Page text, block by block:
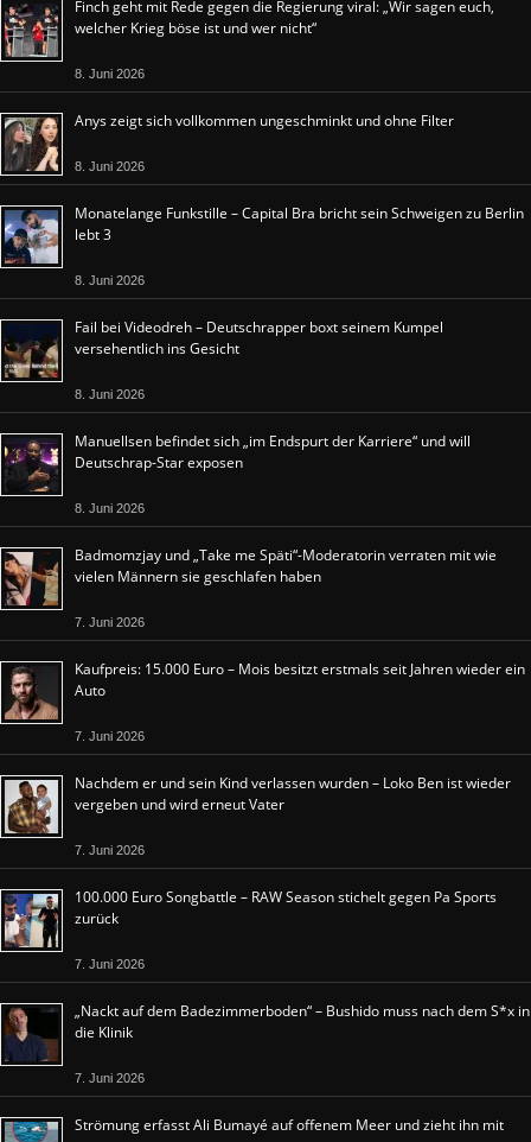
Finch geht mit Rede gegen die Regierung viral: „Wir sagen euch,
welcher Krieg böse ist und wer nicht“
8. Juni 2026
Anys zeigt sich vollkommen ungeschminkt und ohne Filter
8. Juni 2026
Monatelange Funkstille – Capital Bra bricht sein Schweigen zu Berlin
lebt 3
8. Juni 2026
Fail bei Videodreh – Deutschrapper boxt seinem Kumpel
versehentlich ins Gesicht
8. Juni 2026
Manuellsen befindet sich „im Endspurt der Karriere“ und will
Deutschrap-Star exposen
8. Juni 2026
Badmomzjay und „Take me Späti“-Moderatorin verraten mit wie
vielen Männern sie geschlafen haben
7. Juni 2026
Kaufpreis: 15.000 Euro – Mois besitzt erstmals seit Jahren wieder ein
Auto
7. Juni 2026
Nachdem er und sein Kind verlassen wurden – Loko Ben ist wieder
vergeben und wird erneut Vater
7. Juni 2026
100.000 Euro Songbattle – RAW Season stichelt gegen Pa Sports
zurück
7. Juni 2026
„Nackt auf dem Badezimmerboden“ – Bushido muss nach dem S*x in
die Klinik
7. Juni 2026
Strömung erfasst Ali Bumayé auf offenem Meer und zieht ihn mit